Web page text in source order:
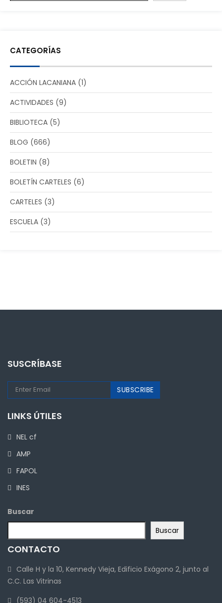
CATEGORÍAS
ACCIÓN LACANIANA (1)
ACTIVIDADES (9)
BIBLIOTECA (5)
BLOG (666)
BOLETIN (8)
BOLETÍN CARTELES (6)
CARTELES (3)
ESCUELA (3)
SUSCRÍBASE
LINKS ÚTILES
NEL cf
AMP
FAPOL
INES
Buscar
Buscar
CONTACTO
Calle H y la 10, Kennedy Vieja, Edificio Exágono 2, junto al
C.C. Las Vitrinas
(593) 04 604-4513